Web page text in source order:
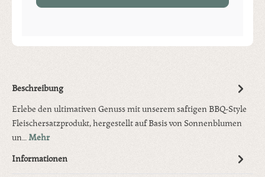
Beschreibung
Erlebe den ultimativen Genuss mit unserem saftigen BBQ-Style
Fleischersatzprodukt, hergestellt auf Basis von Sonnenblumen
un…Mehr
Informationen